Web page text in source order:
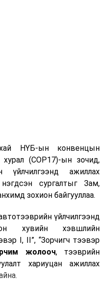
НҮБ-ын конвенцын
(COP17)-ын зочид,
үйлчилгээнд ажиллах
сургалтыг Зам,
зохион байгууллаа.
үйлчилгээнд
хувийн хэвшлийн
I, II”, “Зорчигч тээвэр
жолооч, тээврийн
хариуцан ажиллах